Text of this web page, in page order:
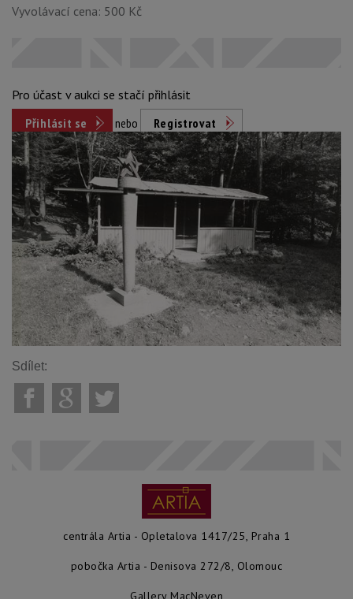
Vyvolávací cena: 500 Kč
Pro účast v aukci se stačí přihlásit
Přihlásit se
nebo Registrovat
Sdílet:
centrála Artia - Opletalova 1417/25, Praha 1
pobočka Artia - Denisova 272/8, Olomouc